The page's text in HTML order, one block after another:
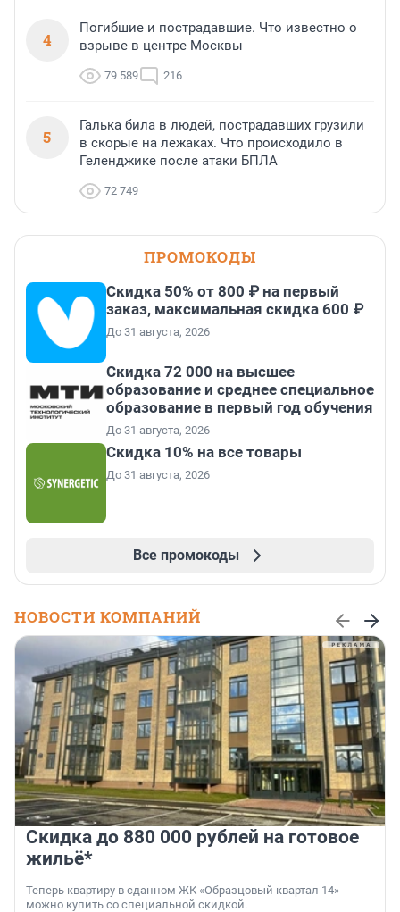
4
Погибшие и пострадавшие. Что известно о
взрыве в центре Москвы
79 589 216
5
Галька била в людей, пострадавших грузили
в скорые на лежаках. Что происходило в
Геленджике после атаки БПЛА
72 749
ПРОМОКОДЫ
Скидка 50% от 800 ₽ на первый
заказ, максимальная скидка 600 ₽
До 31 августа, 2026
Скидка 72 000 на высшее
образование и среднее специальное
образование в первый год обучения
До 31 августа, 2026
Скидка 10% на все товары
До 31 августа, 2026
Все промокоды
НОВОСТИ КОМПАНИЙ
Скидка до 880 000 рублей на готовое
жильё*
Теперь квартиру в сданном ЖК «Образцовый квартал 14»
можно купить со специальной скидкой.